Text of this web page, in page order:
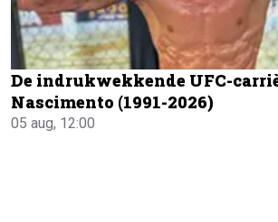
De indrukwekkende UFC-
Nascimento (1991-2026)
05 aug, 12:00